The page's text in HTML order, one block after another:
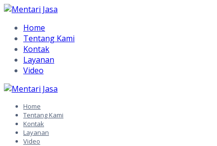
Home
Tentang Kami
Kontak
Layanan
Video
Skip
contentHome
Tentang Kami
Kontak
Layanan
Video